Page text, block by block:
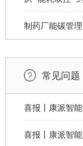
制药厂能碳管
常见问题